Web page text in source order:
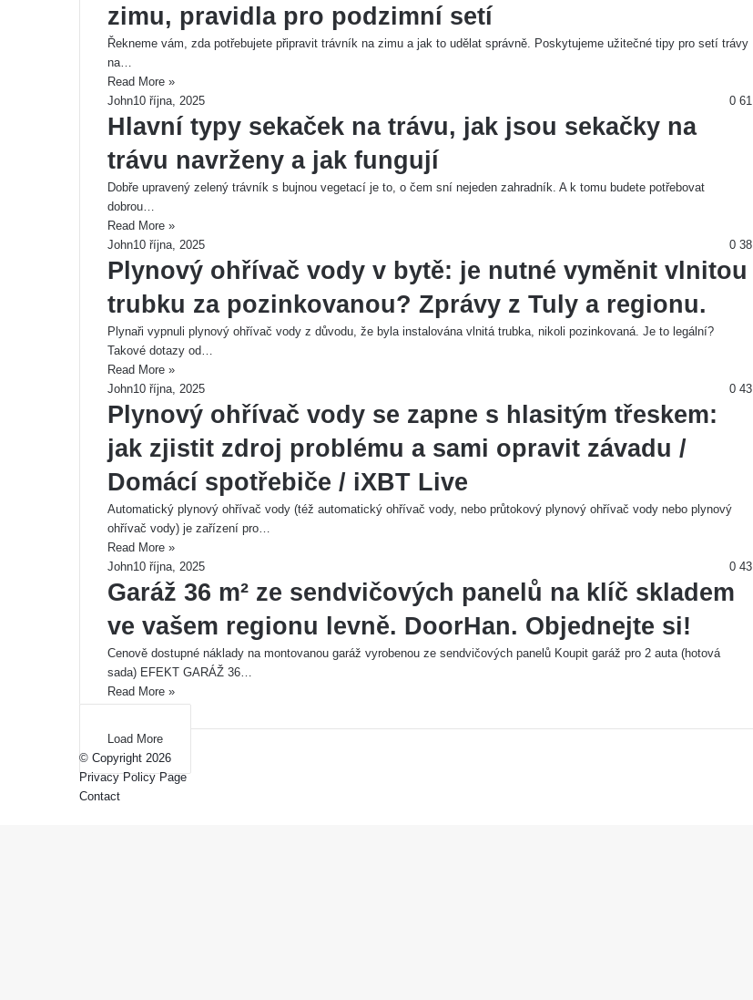
zimu, pravidla pro podzimní setí
Řekneme vám, zda potřebujete připravit trávník na zimu a jak to udělat správně. Poskytujeme užitečné tipy pro setí trávy
na…
Read More »
John10 října, 2025 0 61
Hlavní typy sekaček na trávu, jak jsou sekačky na
trávu navrženy a jak fungují
Dobře upravený zelený trávník s bujnou vegetací je to, o čem sní nejeden zahradník. A k tomu budete potřebovat
dobrou…
Read More »
John10 října, 2025 0 38
Plynový ohřívač vody v bytě: je nutné vyměnit vlnitou
trubku za pozinkovanou? Zprávy z Tuly a regionu.
Plynaři vypnuli plynový ohřívač vody z důvodu, že byla instalována vlnitá trubka, nikoli pozinkovaná. Je to legální?
Takové dotazy od…
Read More »
John10 října, 2025 0 43
Plynový ohřívač vody se zapne s hlasitým třeskem:
jak zjistit zdroj problému a sami opravit závadu /
Domácí spotřebiče / iXBT Live
Automatický plynový ohřívač vody (též automatický ohřívač vody, nebo průtokový plynový ohřívač vody nebo plynový
ohřívač vody) je zařízení pro…
Read More »
John10 října, 2025 0 43
Garáž 36 m² ze sendvičových panelů na klíč skladem
ve vašem regionu levně. DoorHan. Objednejte si!
Cenově dostupné náklady na montovanou garáž vyrobenou ze sendvičových panelů Koupit garáž pro 2 auta (hotová
sada) EFEKT GARÁŽ 36…
Read More »
Load More
© Copyright 2026
Privacy Policy Page
Contact